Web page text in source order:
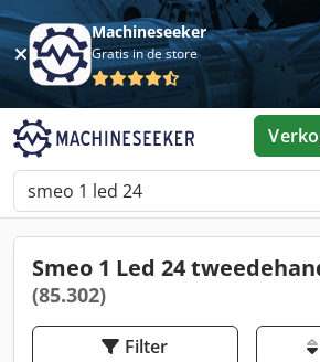
Machineseeker
Gratis in de store
Smeo 1 Led 24
(85.302)
Filter